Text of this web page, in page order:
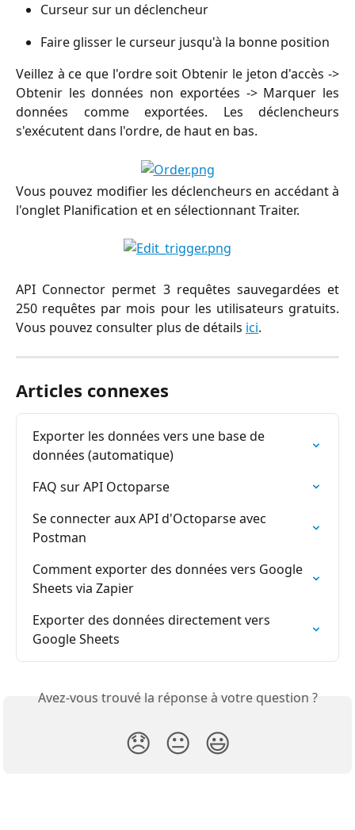
Curseur sur un déclencheur
Faire glisser le curseur jusqu'à la bonne position
Veillez à ce que l'ordre soit Obtenir le jeton d'accès ->
Obtenir les données non exportées -> Marquer les
données comme exportées. Les déclencheurs
s'exécutent dans l'ordre, de haut en bas.
Vous pouvez modifier les déclencheurs en accédant à
l'onglet Planification et en sélectionnant Traiter.
API Connector permet 3 requêtes sauvegardées et
250 requêtes par mois pour les utilisateurs gratuits.
Vous pouvez consulter plus de détails ici.
Articles connexes
Exporter les données vers une base de
données (automatique)
FAQ sur API Octoparse
Se connecter aux API d'Octoparse avec
Postman
Comment exporter des données vers Google
Sheets via Zapier
Exporter des données directement vers
Google Sheets
Avez-vous trouvé la réponse à votre question ?
😞 😐 😃